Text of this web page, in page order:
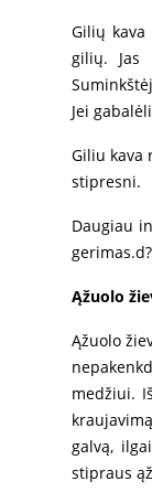
Gilių
gilių. Jas
Jei
Giliu kava
stipresni.
Daugiau
Ąžuolo
Ąžuolo
medžiui.
galvą,
stipraus